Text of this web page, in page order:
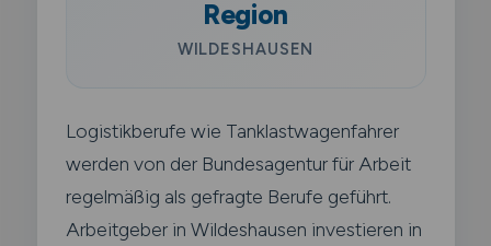
Region
WILDESHAUSEN
Logistikberufe wie Tanklastwagenfahrer
werden von der Bundesagentur für Arbeit
regelmäßig als gefragte Berufe geführt.
Arbeitgeber in Wildeshausen investieren in